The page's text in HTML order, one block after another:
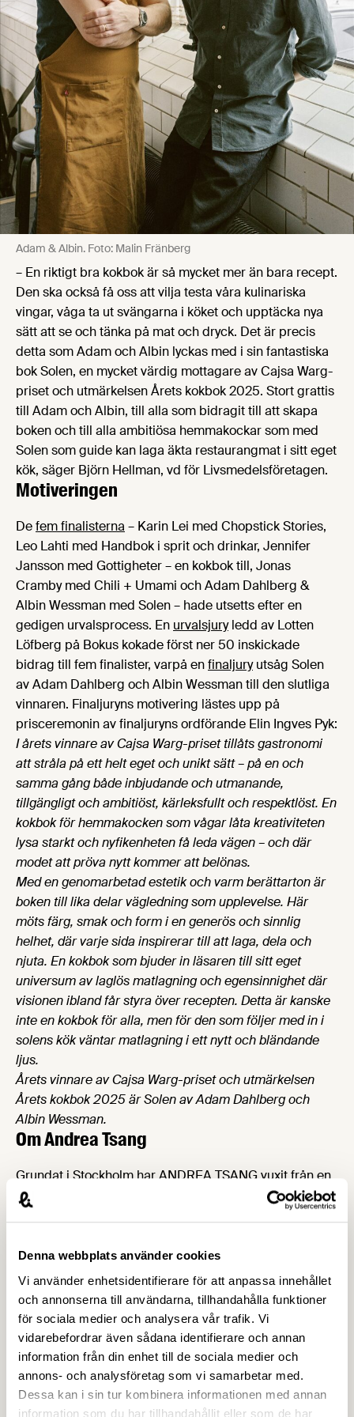
Denna webbplats använder cookies
Vi använder enhetsidentifierare för att anpassa innehållet
och annonserna till användarna, tillhandahålla funktioner
för sociala medier och analysera vår trafik. Vi
vidarebefordrar även sådana identifierare och annan
information från din enhet till de sociala medier och
annons- och analysföretag som vi samarbetar med.
Dessa kan i sin tur kombinera informationen med annan
information som du har tillhandahållit eller som de har
Adam & Albin. Foto: Malin Fränberg
– En riktigt bra kokbok är så mycket mer än bara recept.
Den ska också få oss att vilja testa våra kulinariska
vingar, våga ta ut svängarna i köket och upptäcka nya
sätt att se och tänka på mat och dryck. Det är precis
detta som Adam och Albin lyckas med i sin fantastiska
bok Solen, en mycket värdig mottagare av Cajsa Warg-
priset och utmärkelsen Årets kokbok 2025. Stort grattis
till Adam och Albin, till alla som bidragit till att skapa
boken och till alla ambitiösa hemmakockar som med
Solen som guide kan laga äkta restaurangmat i sitt eget
kök, säger Björn Hellman, vd för Livsmedelsföretagen.
Motiveringen
Defem finalisterna – Karin Lei med Chopstick Stories,
Leo Lahti med Handbok i sprit och drinkar, Jennifer
Jansson med Gottigheter – en kokbok till, Jonas
Cramby med Chili + Umami och Adam Dahlberg &
Albin Wessman med Solen – hade utsetts efter en
gedigen urvalsprocess. En urvalsjuryledd av Lotten
Löfberg på Bokus kokade först ner 50 inskickade
bidrag till fem finalister, varpå enfinaljuryutsåg Solen
av Adam Dahlberg och Albin Wessman till den slutliga
vinnaren. Finaljuryns motivering lästes upp på
prisceremonin av finaljuryns ordförande Elin Ingves Pyk:
I årets vinnare av Cajsa Warg-priset tillåts gastronomi
att stråla på ett helt eget och unikt sätt – på en och
samma gång både inbjudande och utmanande,
tillgängligt och ambitiöst, kärleksfullt och respektlöst. En
kokbok för hemmakocken som vågar låta kreativiteten
lysa starkt och nyfikenheten få leda vägen – och där
modet att pröva nytt kommer att belönas.
Med en genomarbetad estetik och varm berättarton är
boken till lika delar vägledning som upplevelse. Här
möts färg, smak och form i en generös och sinnlig
helhet, där varje sida inspirerar till att laga, dela och
njuta. En kokbok som bjuder in läsaren till sitt eget
universum av laglös matlagning och egensinnighet där
visionen ibland får styra över recepten. Detta är kanske
inte en kokbok för alla, men för den som följer med in i
solens kök väntar matlagning i ett nytt och bländande
ljus.
Årets vinnare av Cajsa Warg-priset och utmärkelsen
Årets kokbok 2025 är Solen av Adam Dahlberg och
Albin Wessman.
Om Andrea Tsang
Grundat i Stockholm har ANDREA TSANG vuxit från en
liten keramikstudio till ett prisbelönt designvarumärke.
Varje objekt förenar förfinat hantverk med en stillsam
studions karakteristiska serviser. Till Cajsa Warg-priset
2025 bidrar studion med sitt TERRA Essential
Breakfast Set, handgjort i mörk stengodslera. Setet är
skapat för dagens små ritualer och fångar enkelheten
och elegansen i ett samtida skandinaviskt liv.
Om Cajsa Warg-priset
Varje år säljs cirka 1 miljon kokböcker i Sverige. Siffran
speglar svenskarnas enorma intresse för matlagning,